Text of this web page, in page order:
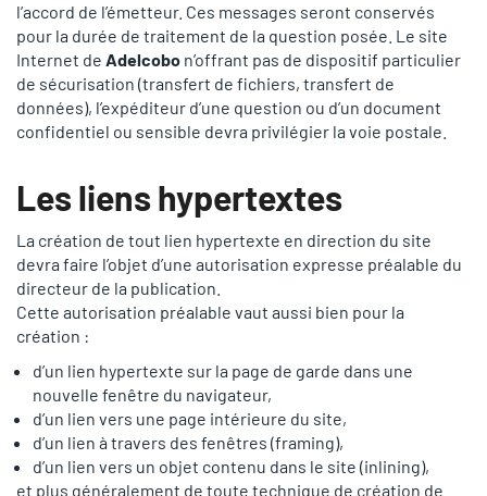
l’accord de l’émetteur. Ces messages seront conservés
pour la durée de traitement de la question posée. Le site
Internet de Adelcobo n’offrant pas de dispositif particulier
de sécurisation (transfert de fichiers, transfert de
données), l’expéditeur d’une question ou d’un document
confidentiel ou sensible devra privilégier la voie postale.
Les liens hypertextes
La création de tout lien hypertexte en direction du site
devra faire l’objet d’une autorisation expresse préalable du
directeur de la publication.
Cette autorisation préalable vaut aussi bien pour la
création :
d’un lien hypertexte sur la page de garde dans une
nouvelle fenêtre du navigateur,
d’un lien vers une page intérieure du site,
d’un lien à travers des fenêtres (framing),
d’un lien vers un objet contenu dans le site (inlining),
et plus généralement de toute technique de création de